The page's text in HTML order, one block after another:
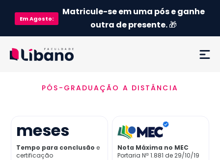
EmAgosto:
Matricule-se em uma pós e ganhe
outra de presente.🎁
Ementa
Credenciamento MEC
PÓS-GRADUAÇÃO A DISTÂNCIA
meses
Tempo para conclusão e
certificação
Nota Máxima no MEC
Portaria Nª 1.881 de 29/10/19